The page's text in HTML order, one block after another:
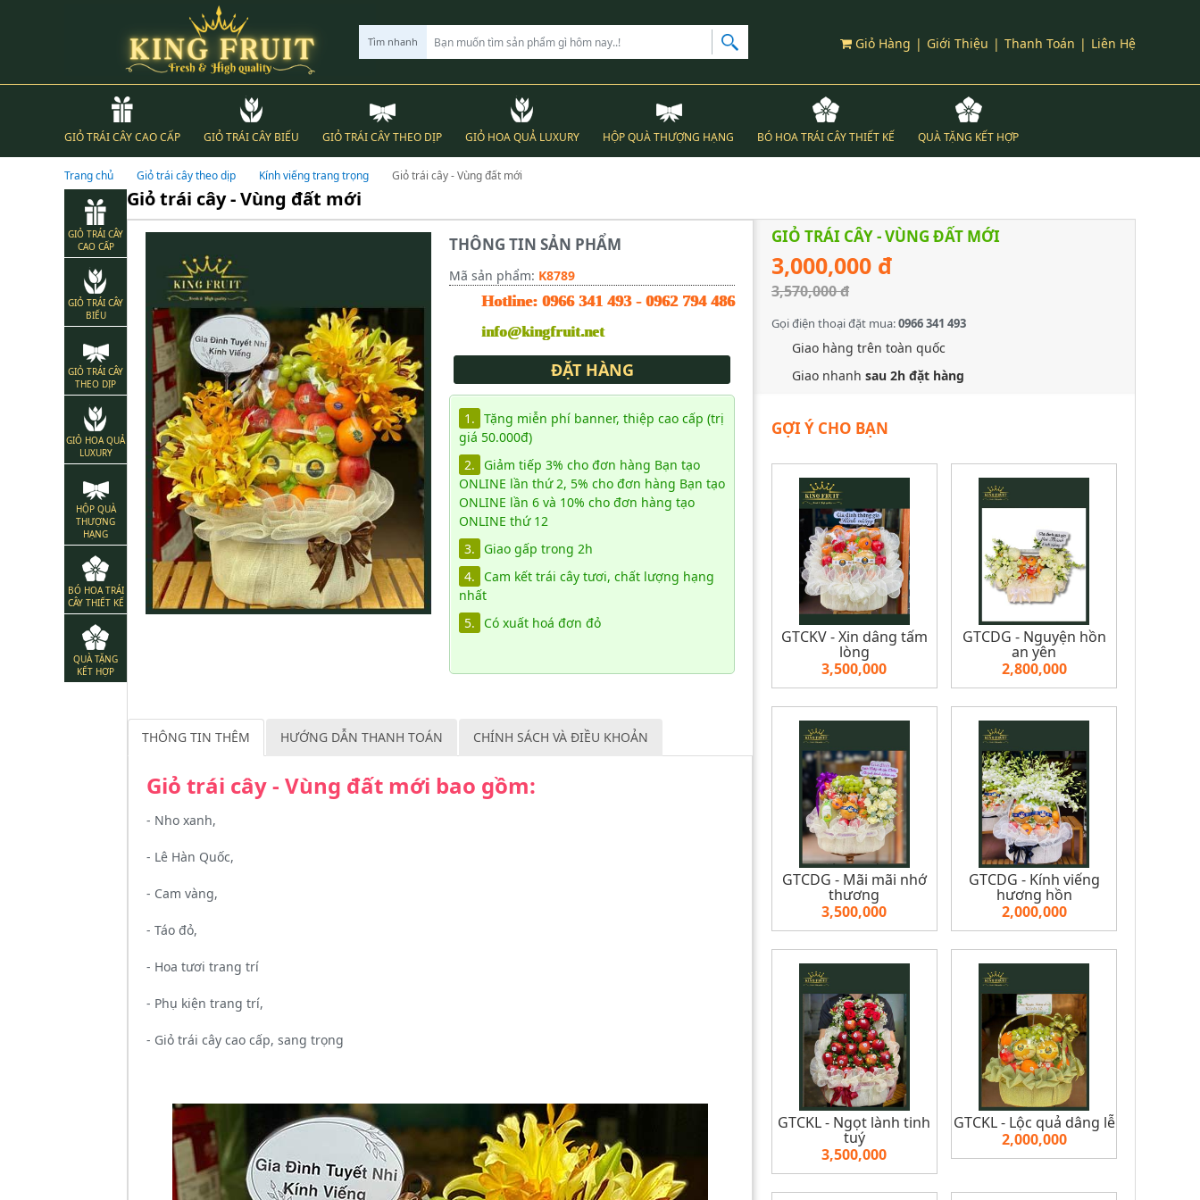
Giỏ Hàng | Giới Thiệu | Thanh Toán | Liên Hệ
Tìm nhanh
GIỎ TRÁI CÂY CAO CẤP GIỎ TRÁI CÂY BIẾU GIỎ TRÁI CÂY THEO DỊP GIỎ HOA QUẢ LUXURY HỘP QUÀ THƯỢNG HẠNG BÓ HOA TRÁI CÂY THIẾT KẾ QUÀ TẶNG KẾT HỢP
Trang chủ Giỏ trái cây theo dịp Kính viếng trang trọng Giỏ trái cây - Vùng đất mới
GIỎ TRÁI CÂY
CAO CẤP
GIỎ TRÁI CÂY
BIẾU
GIỎ TRÁI CÂY
THEO DỊP
GIỎ HOA QUẢ
LUXURY
HỘP QUÀ
THƯỢNG
HẠNG
BÓ HOA TRÁI
CÂY THIẾT KẾ
QUÀ TẶNG
KẾT HỢP
Giỏ trái cây - Vùng đất mới
THÔNG TIN SẢN PHẨM
Mã sản phẩm: K8789
Hotline: 0966 341 493 - 0962 794 486
info@kingfruit.net
ĐẶT HÀNG
1. Tặng miễn phí banner, thiệp cao cấp (trị
giá 50.000đ)
2.
Giảm tiếp 3% cho đơn hàng Bạn tạo
ONLINE lần thứ 2, 5% cho đơn hàng Bạn tạo
ONLINE lần 6 và 10% cho đơn hàng tạo
ONLINE thứ 12
3.
Giao gấp trong 2h
4.
Cam kết trái cây tươi, chất lượng hạng
nhất
5.
Có xuất hoá đơn đỏ
THÔNG TIN THÊM HƯỚNG DẪN THANH TOÁN CHÍNH SÁCH VÀ ĐIỀU KHOẢN
Giỏ trái cây - Vùng đất mới bao gồm:
- Nho xanh,
- Lê Hàn Quốc,
- Cam vàng,
- Táo đỏ,
- Hoa tươi trang trí
- Phụ kiện trang trí,
- Giỏ trái cây cao cấp, sang trọng
GIỎ TRÁI CÂY - VÙNG ĐẤT MỚI
3,000,000 đ
3,570,000 đ
Gọi điện thoại đặt mua:0966 341 493
Giao hàng trên toàn quốc
Giao nhanh sau 2h đặt hàng
GỢI Ý CHO BẠN
GTCKV - Xin dâng tấm
lòng
3,500,000
GTCDG - Nguyện hồn
an yên
2,800,000
GTCDG - Mãi mãi nhớ
thương
3,500,000
GTCDG - Kính viếng
hương hồn
2,000,000
GTCKL - Ngọt lành tinh
tuý
3,500,000
GTCKL - Lộc quả dâng lễ
2,000,000